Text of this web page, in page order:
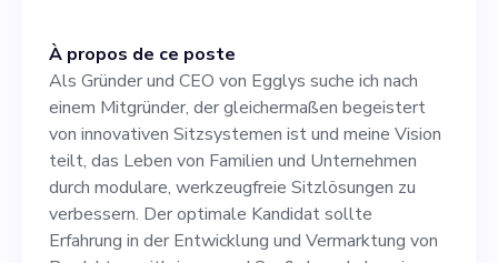
mitbringen und Spaß daran
haben, in einem
dynamischen Start-up-
umfeld zu arbeiten. Sowohl
technisches Verständnis als
À propos de ce poste
Als Gründer und CEO von Egglys suche ich nach
einem Mitgründer, der gleichermaßen begeistert
von innovativen Sitzsystemen ist und meine Vision
teilt, das Leben von Familien und Unternehmen
durch modulare, werkzeugfreie Sitzlösungen zu
verbessern. Der optimale Kandidat sollte
Erfahrung in der Entwicklung und Vermarktung von